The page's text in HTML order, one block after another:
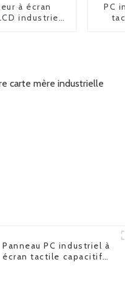
à écran
industriel
PC
Panneau PC industriel à
écran tactile capacitif